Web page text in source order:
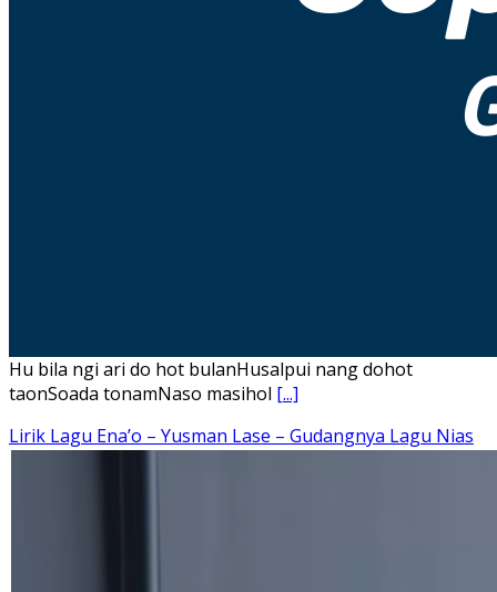
Hu bila ngi ari do hot bulanHusalpui nang dohot
taonSoada tonamNaso masihol [...]
Lirik Lagu Ena’o – Yusman Lase – Gudangnya Lagu Nias